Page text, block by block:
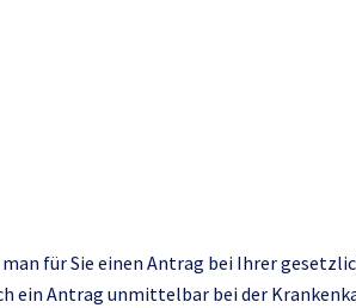
für Sie einen Antrag bei Ihrer
ein Antrag unmittelbar bei der